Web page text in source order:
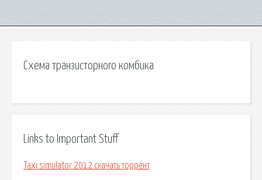
Схема транзисторного комбика
Links to Important Stuff
Taxi simulator 2012 скачать торрент